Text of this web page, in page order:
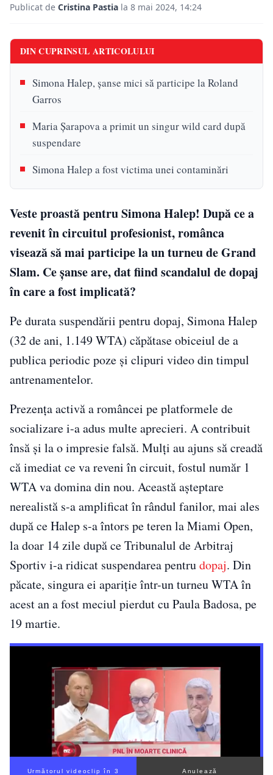
Publicat de Cristina Pastia la 8 mai 2024, 14:24
DIN CUPRINSUL ARTICOLULUI
Simona Halep, șanse mici să participe la Roland
Garros
Maria Șarapova a primit un singur wild card după
suspendare
Simona Halep a fost victima unei contaminări
Veste proastă pentru Simona Halep! După ce a
revenit în circuitul profesionist, românca
visează să mai participe la un turneu de Grand
Slam. Ce șanse are, dat fiind scandalul de dopaj
în care a fost implicată?
Pe durata suspendării pentru dopaj, Simona Halep
(32 de ani, 1.149 WTA) căpătase obiceiul de a
publica periodic poze și clipuri video din timpul
antrenamentelor.
Prezența activă a româncei pe platformele de
socializare i-a adus multe aprecieri. A contribuit
însă și la o impresie falsă. Mulți au ajuns să creadă
că imediat ce va reveni în circuit, fostul număr 1
WTA va domina din nou. Această așteptare
nerealistă s-a amplificat în rândul fanilor, mai ales
după ce Halep s-a întors pe teren la Miami Open,
la doar 14 zile după ce Tribunalul de Arbitraj
Sportiv i-a ridicat suspendarea pentrudopaj. Din
păcate, singura ei apariție într-un turneu WTA în
acest an a fost meciul pierdut cu Paula Badosa, pe
19 martie.
Următorul videoclip în 2 Anulează